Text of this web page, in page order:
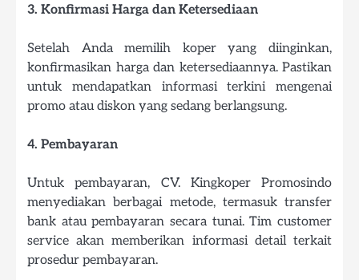
3. Konfirmasi Harga dan Ketersediaan
Setelah Anda memilih koper yang diinginkan,
konfirmasikan harga dan ketersediaannya. Pastikan
untuk mendapatkan informasi terkini mengenai
promo atau diskon yang sedang berlangsung.
4. Pembayaran
Untuk pembayaran, CV. Kingkoper Promosindo
menyediakan berbagai metode, termasuk transfer
bank atau pembayaran secara tunai. Tim customer
service akan memberikan informasi detail terkait
prosedur pembayaran.